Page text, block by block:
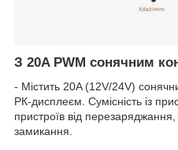
З 20A PWM сонячним
- Містить 20A (12V/24V)
РК-дисплеєм. Сумісність із
пристроїв від
замикання.